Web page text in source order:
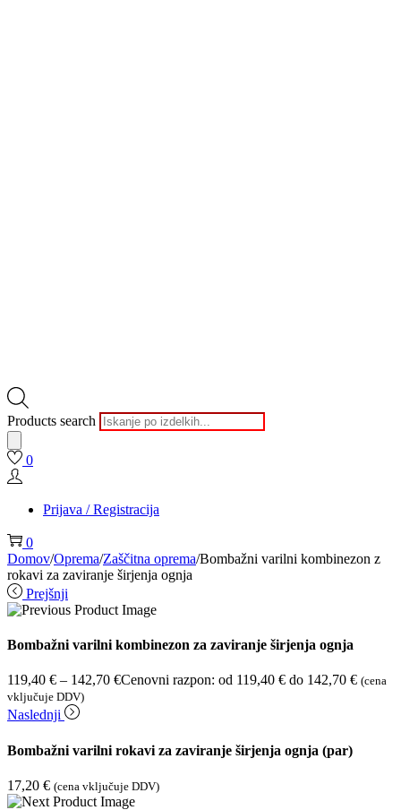
Products search
0
Prijava / Registracija
0
Domov/Oprema/Zaščitna oprema/Bombažni varilni kombinezon z
rokavi za zaviranje širjenja ognja
Prejšnji
Bombažni varilni kombinezon za zaviranje širjenja ognja
119,40 € – 142,70 €Cenovni razpon: od 119,40 € do 142,70 € (cena
vključuje DDV)
Naslednji
Bombažni varilni rokavi za zaviranje širjenja ognja (par)
17,20 € (cena vključuje DDV)